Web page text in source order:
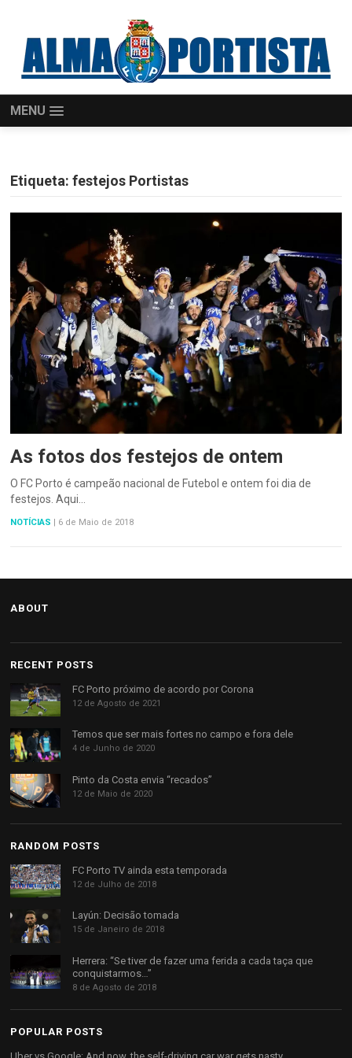
MENU
Etiqueta:festejos Portistas
As fotos dos festejos de ontem
O FC Porto é campeão nacional de Futebol e ontem foi dia de
festejos. Aqui…
NOTÍCIAS | 6 de Maio de 2018
ABOUT
RECENT POSTS
FC Porto próximo de acordo por Corona
12 de Agosto de 2021
Temos que ser mais fortes no campo e fora dele
4 de Junho de 2020
Pinto da Costa envia “recados”
12 de Maio de 2020
RANDOM POSTS
FC Porto TV ainda esta temporada
12 de Julho de 2018
Layún: Decisão tomada
15 de Janeiro de 2018
Herrera: “Se tiver de fazer uma ferida a cada taça que
conquistarmos…”
8 de Agosto de 2018
POPULAR POSTS